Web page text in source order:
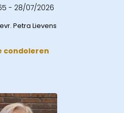
- 28/07/2026
Petra Lievens
condoleren